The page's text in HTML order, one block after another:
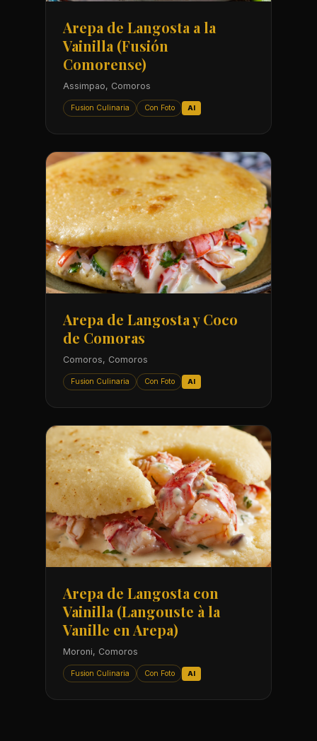
Arepa de Langosta a la
Vainilla (Fusión
Comorense)
Assimpao, Comoros
Fusion Culinaria Con Foto AI
Arepa de Langosta y Coco
de Comoras
Comoros, Comoros
Fusion Culinaria Con Foto AI
Arepa de Langosta con
Vainilla (Langouste à la
Vanille en Arepa)
Moroni, Comoros
Fusion Culinaria Con Foto AI